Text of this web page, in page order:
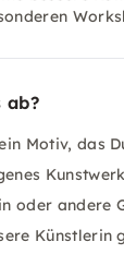
ab?
Motiv, das
oder andere